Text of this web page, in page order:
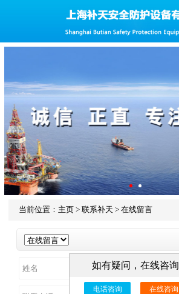
当前位置： 主页> 联系补天 > 在线留言
如有疑问，在线咨询
电话咨询 在线咨询